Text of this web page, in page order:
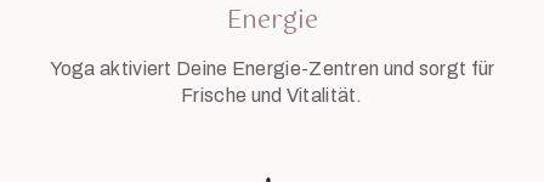
Energie
Yoga aktiviert Deine Energie-Zentren und sorgt für
Frische und Vitalität.